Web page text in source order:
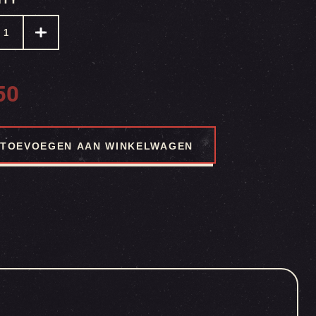
TOEVOEGEN AAN WINKELWAGEN